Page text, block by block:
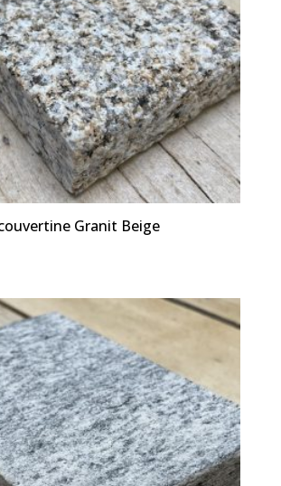
Granit Beige